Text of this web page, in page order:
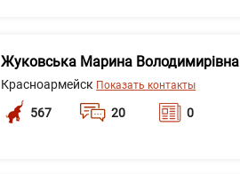
Жуковська Марина Володимирівна
Красноармейск Показать контакты
567 20 0